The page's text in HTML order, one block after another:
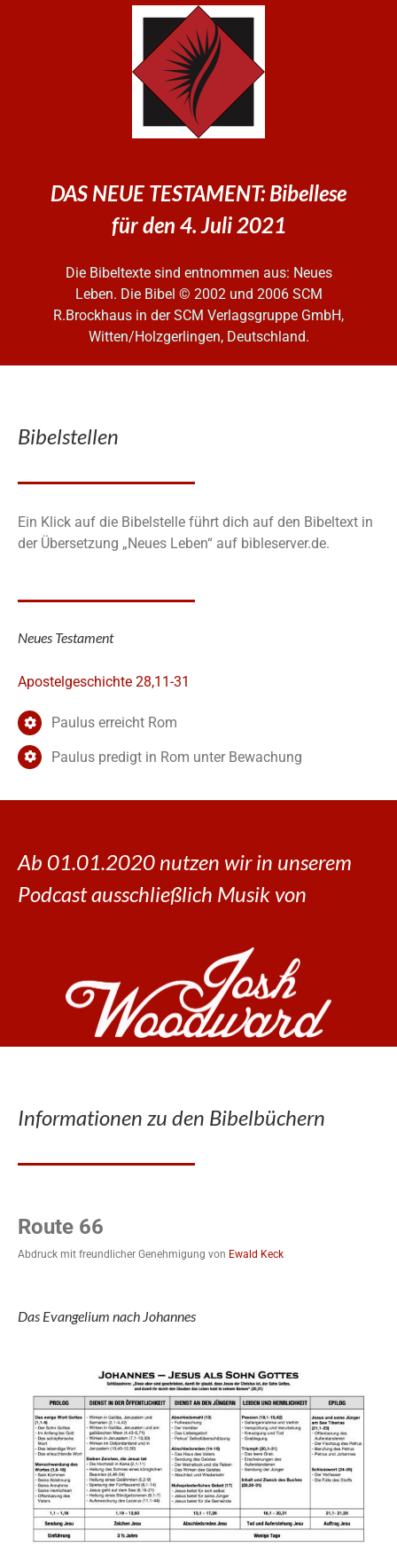
DAS NEUE TESTAMENT: Bibellese
für den 4. Juli 2021
Die Bibeltexte sind entnommen aus: Neues
Leben. Die Bibel © 2002 und 2006 SCM
R.Brockhaus in der SCM Verlagsgruppe GmbH,
Witten/Holzgerlingen, Deutschland.
Bibelstellen
Ein Klick auf die Bibelstelle führt dich auf den Bibeltext in
der Übersetzung „Neues Leben“ auf bibleserver.de.
Neues Testament
Apostelgeschichte 28,11-31
Paulus erreicht Rom
Paulus predigt in Rom unter Bewachung
Ab 01.01.2020 nutzen wir in unserem
Podcast ausschließlich Musik von
Informationen zu den Bibelbüchern
Route 66
Abdruck mit freundlicher Genehmigung von Ewald Keck
Das Evangelium nach Johannes